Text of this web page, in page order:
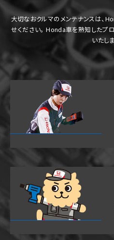
大切なおクルマのメンテナンスは、
せください。 Honda車を熟知したプ
いたし